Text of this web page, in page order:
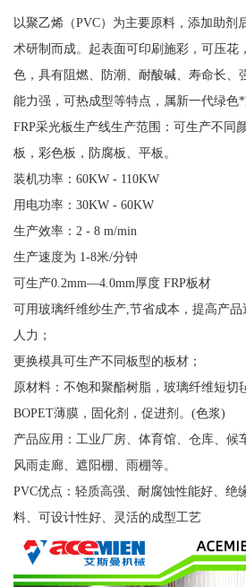
以聚乙烯（PVC）为主要原料，添加助剂
术研制而成。起表面可印刷施彩，可压花
色，具有阻燃、防潮、耐酸碱、寿命长、
能力强，可热成型等特点，属新一代绿色*
FRP采光板生产线生产范围：可生产不同
板，彩色板，防腐板、平板。
装机功率：60KW - 110KW
用电功率：30KW - 60KW
生产效率：2 - 8 m/min
生产速度为 1-8米/分钟
可生产0.2mm—4.0mm厚度 FRP板材
可用玻璃纤维纱生产,节省成本，提高产
人力；
更换模具可生产不同板型的板材；
原材料：不饱和聚酯树脂，玻璃纤维短切
BOPET薄膜，固化剂，促进剂。(色浆)
产品应用：工业厂房、体育馆、仓库、候
风雨走廊、遮阳棚、雨棚等。
PVC优点：轻质高强、耐腐蚀性能好、绝
料、可设计性好、灵活的成型工艺